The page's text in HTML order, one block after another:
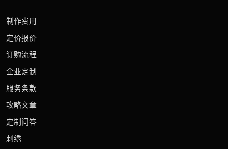
制作费用
定价报价
订购流程
企业定制
服务条款
攻略文章
定制问答
刺绣